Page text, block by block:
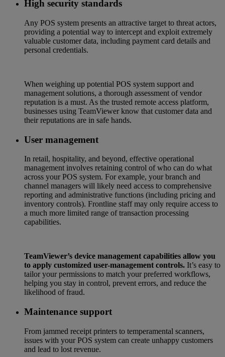
High security standards
Any POS system presents an attractive target to threat actors,
providing a potential way to intercept and exploit extremely
valuable customer data, including payment card details and
personal credentials.
When weighing up potential POS system support and
management solutions, a thorough assessment of vendor
reputation is a must. As the trusted remote access platform,
businesses using TeamViewer know that customer data and
their reputations are in safe hands.
User management
In retail, hospitality, and beyond, effective operational
management involves retaining control of who can do what
across your POS system. For example, your branch and
channel managers will likely need access to comprehensive
reporting and administrative functions (including pricing and
inventory controls). Frontline staff may only require access to
a much more limited range of transaction processing
capabilities.
TeamViewer’s device management capabilities allow you
to apply customized user-management controls. It’s easy to
tailor your permissions to match your preferred workflows,
helping you stay in control, prevent errors, and reduce the
likelihood of fraud.
Maintenance support
From jammed receipt printers to temperamental scanners,
issues with your POS system can create unhappy customers
and lead to lost revenue.